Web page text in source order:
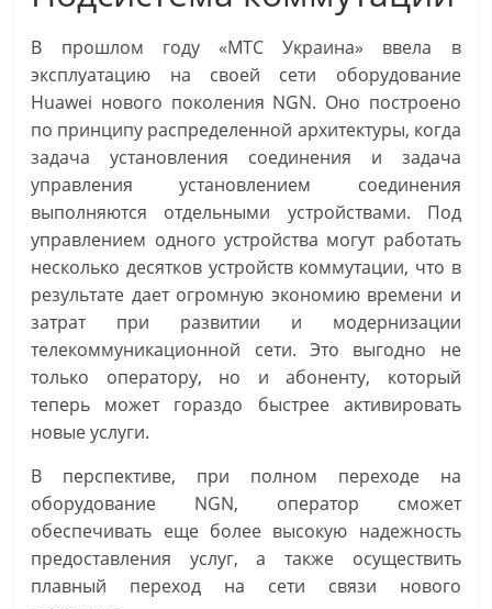
В прошлом году «МТС Украина» ввела в
эксплуатацию на своей сети оборудование
Huawei нового поколения NGN. Оно построено
по принципу распределенной архитектуры, когда
задача установления соединения и задача
управления установлением соединения
выполняются отдельными устройствами. Под
управлением одного устройства могут работать
несколько десятков устройств коммутации, что в
результате дает огромную экономию времени и
затрат при развитии и модернизации
телекоммуникационной сети. Это выгодно не
только оператору, но и абоненту, который
теперь может гораздо быстрее активировать
новые услуги.
В перспективе, при полном переходе на
оборудование NGN, оператор сможет
обеспечивать еще более высокую надежность
предоставления услуг, а также осуществить
плавный переход на сети связи нового